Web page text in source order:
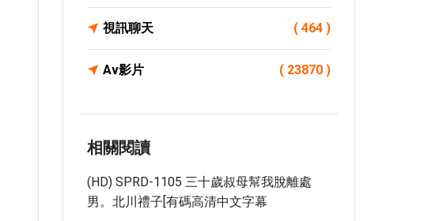
視訊聊天 ( 464 )
Av影片 ( 23870 )
相關閱讀
(HD) SPRD-1105 三十歲叔母幫我脫離處
男。北川禮子[有碼高清中文字幕